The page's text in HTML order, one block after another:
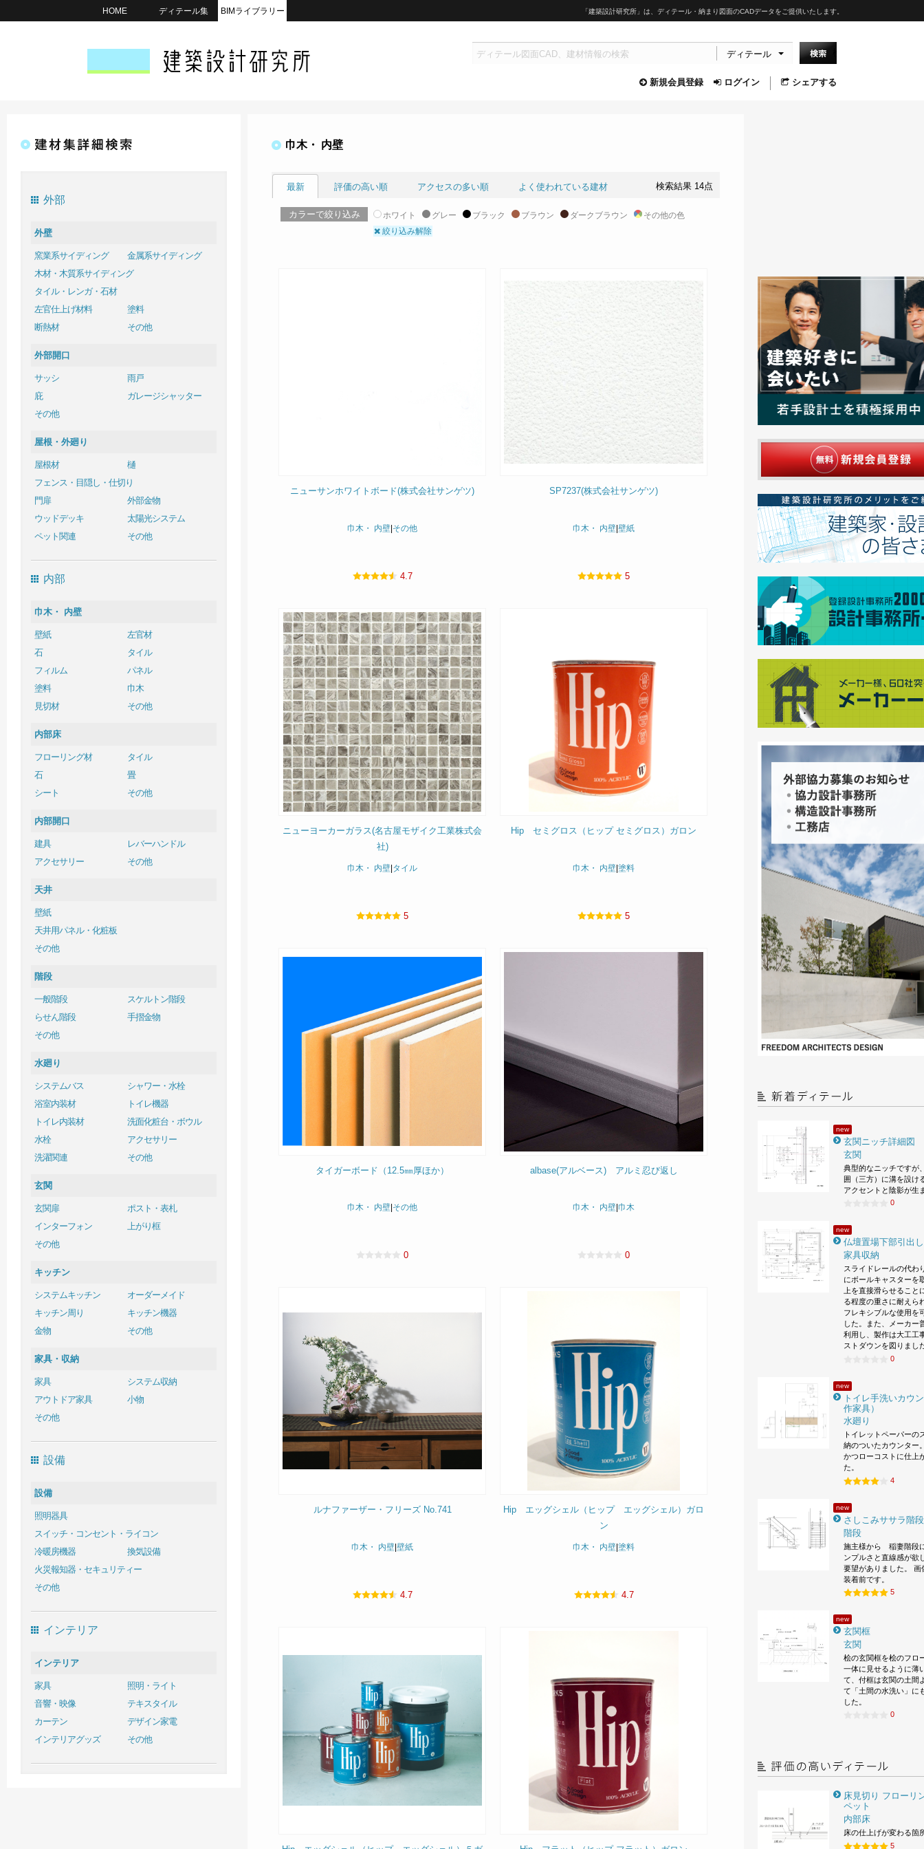
「建築設計研究所」は、ディテール・納まり図面のCADデータをご提供いたします。
HOME ディテール集 BIMライブラリー
ディテール
新規会員登録 ログイン シェアする
外部
外壁
窯業系サイディング
金属系サイディング
木材・木質系サイディング
タイル・レンガ・石材
左官仕上げ材料
塗料
断熱材
その他
外部開口
サッシ
雨戸
庇
ガレージシャッター
その他
屋根・外廻り
屋根材
樋
フェンス・目隠し・仕切り
門扉
外部金物
ウッドデッキ
太陽光システム
ペット関連
その他
内部
巾木・ 内壁
壁紙
左官材
石
タイル
フィルム
パネル
塗料
巾木
見切材
その他
内部床
フローリング材
タイル
石
畳
シート
その他
内部開口
建具
レバーハンドル
アクセサリー
その他
天井
壁紙
天井用パネル・化粧板
その他
階段
一般階段
スケルトン階段
らせん階段
手摺金物
その他
水廻り
システムバス
シャワー・水栓
浴室内装材
トイレ機器
トイレ内装材
洗面化粧台・ボウル
水栓
アクセサリー
洗濯関連
その他
玄関
玄関扉
ポスト・表札
インターフォン
上がり框
その他
キッチン
システムキッチン
オーダーメイド
キッチン周り
キッチン機器
金物
その他
家具・収納
家具
システム収納
アウトドア家具
小物
その他
設備
設備
照明器具
スイッチ・コンセント・ライコン
冷暖房機器
換気設備
火災報知器・セキュリティー
その他
インテリア
インテリア
家具
照明・ライト
音響・映像
テキスタイル
カーテン
デザイン家電
インテリアグッズ
その他
new
玄関ニッチ詳細図
玄関
典型的なニッチですが
囲（三方）に溝を設け
アクセントと陰影が生
0
new
仏壇置場下部引出
家具収納
スライドレールの代わ
にボールキャスターを
上を直接滑らせること
る程度の重さに耐えら
フレキシブルな使用を
した。また、メーカー
利用し、製作は大工工
ストダウンを図りまし
0
new
トイレ手洗いカウ
作家具）
水廻り
トイレットペーパーの
納のついたカウンター
かつローコストに仕上
た。
4
new
さしこみササラ階段
階段
施主様から 稲妻階段
ンプルさと直線感が
要望がありました。 画
装着前です。
5
new
玄関框
玄関
桧の玄関框を桧のフロ
一体に見せるように薄
て、付框は玄関の土間
て「土間の水洗い」に
した。
0
床見切り フローリ
ペット
内部床
床の仕上げが変わる箇
5
巾木・ 内壁
最新 評価の高い順 アクセスの多い順 よく使われている建材 検索結果 14点
カラーで絞り込み ホワイト グレー ブラック ブラウン ダークブラウン
その他の色
絞り込み解除
ニューサンホワイトボード(株式会社サンゲツ)
巾木・ 内壁|その他
4.7
SP7237(株式会社サンゲツ)
巾木・ 内壁|壁紙
5
ニューヨーカーガラス(名古屋モザイク工業株式会
社)
巾木・ 内壁|タイル
5
Hip セミグロス（ヒップ セミグロス）ガロン
巾木・ 内壁|塗料
5
タイガーボード（12.5㎜厚ほか）
巾木・ 内壁 その他
0
albase(アルベース) アルミ忍び返し
巾木・ 内壁 巾木
0
ルナファーザー・フリーズ No.741
巾木・ 内壁 壁紙
4.7
Hip エッグシェル（ヒップ エッグシェル）ガロ
ン
巾木・ 内壁 塗料
4.7